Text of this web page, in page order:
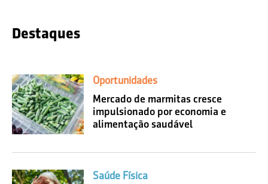
Destaques
Oportunidades
Mercado de marmitas cresce
impulsionado por economia e
alimentação saudável
Saúde Física